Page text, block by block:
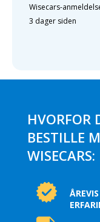
Wisecars-
3 dager siden
HVORFOR
BESTILLE
WISECARS: